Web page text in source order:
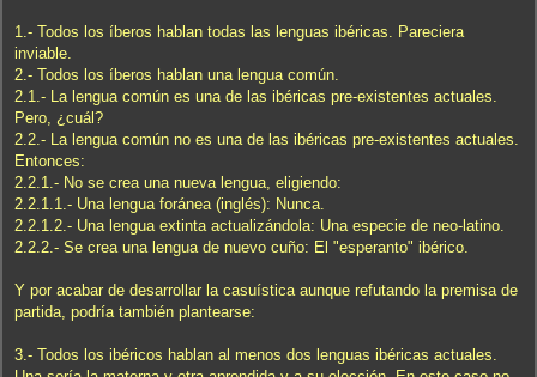
1.- Todos los íberos hablan todas las lenguas ibéricas. Pareciera
inviable.
2.- Todos los íberos hablan una lengua común.
2.1.- La lengua común es una de las ibéricas pre-existentes actuales.
Pero, ¿cuál?
2.2.- La lengua común no es una de las ibéricas pre-existentes actuales.
Entonces:
2.2.1.- No se crea una nueva lengua, eligiendo:
2.2.1.1.- Una lengua foránea (inglés): Nunca.
2.2.1.2.- Una lengua extinta actualizándola: Una especie de neo-latino.
2.2.2.- Se crea una lengua de nuevo cuño: El "esperanto" ibérico.
Y por acabar de desarrollar la casuística aunque refutando la premisa de
partida, podría también plantearse:
3.- Todos los ibéricos hablan al menos dos lenguas ibéricas actuales.